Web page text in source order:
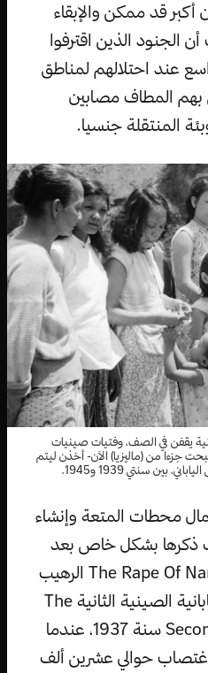
قد ممكن والإبقاء
الجنود الذين اقترفوا
عند احتلالهم لمناطق
بهم المطاف مصابين
المنتقلة جنسيا.
يقفن في الصف، وفتيات صينيات
جزءا من (ماليزيا) الآن- أخذن ليتم
بين سنتي 1939 و1945.
محطات المتعة وإنشاء
ذكرها بشكل خاص بعد
”اغتصاب نانكينغ“ The Rape Of Nanking الرهيب
الذي وقع خلال الحرب اليابانية الصينية الثانية The
Second Sino-Japanese War سنة 1937، عندما
باغتصاب حوالي عشرين ألف